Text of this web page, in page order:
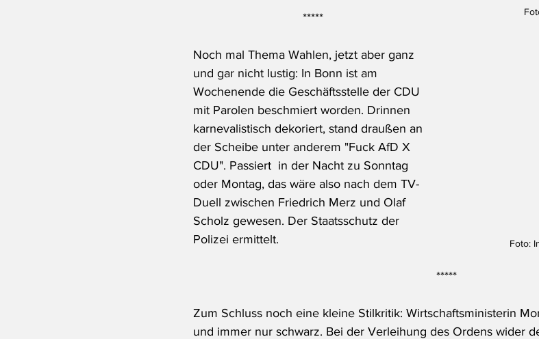
*****
Foto:
Noch mal Thema Wahlen, jetzt aber ganz
und gar nicht lustig: In Bonn ist am
Wochenende die Geschäftsstelle der CDU
mit Parolen beschmiert worden. Drinnen
karnevalistisch dekoriert, stand draußen an
der Scheibe unter anderem "Fuck AfD X
CDU". Passiert  in der Nacht zu Sonntag
oder Montag, das wäre also nach dem TV-
Duell zwischen Friedrich Merz und Olaf
Scholz gewesen. Der Staatsschutz der
Polizei ermittelt.
*****
Zum Schluss noch eine kleine Stilkritik: Wirtschaftsministerin
und immer nur schwarz. Bei der Verleihung des Ordens wider